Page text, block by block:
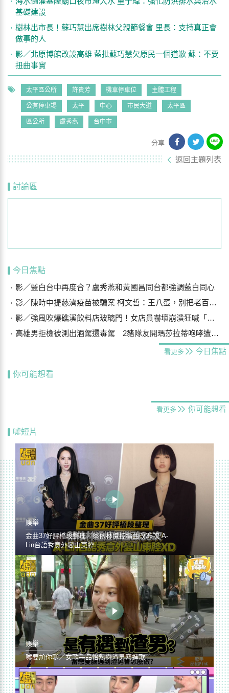
基礎建設
樹林出市長！蘇巧慧出席樹林父親節餐會 里長：支持真正會
做事的人
影／北原博館改設高雄 藍批蘇巧慧欠原民一個道歉 蘇：不要
扭曲事實
太平區公所 許貴芳 機車停車位 主體工程
公有停車場 太平 中心 市民大道 太平區
區公所 盧秀燕 台中市
分享
返回主題列表
討論區
今日焦點
影／藍白台中再度合？盧秀燕和黃國昌同台都強調藍白同心
影／陳時中提慈濟疫苗被騙案 柯文哲：王八蛋，別把老百姓當白痴
影／強風吹爆礁溪飲料店玻璃門！女店員嚇壞崩潰狂喊「手機在哪？」
高雄男拒檢被測出酒駕還毒駕 2豬隊友開瑪莎拉蒂咆哮遭警壓制
看更多 今日焦點
你可能想看
看更多 你可能想看
噓短片
娛樂
金曲37好評橋段整理／蔡依林遭控編曲改36次 A-
Lin台語秀意外變山東腔
娛樂
噓要尬你聊／女歌手品怡熱戀渣男寫進歌